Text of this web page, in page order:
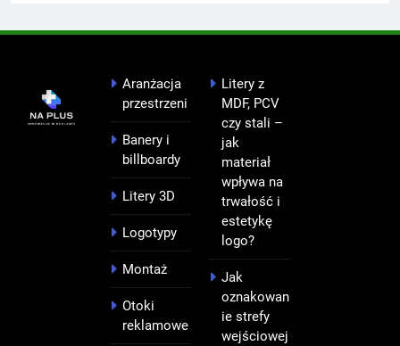
Aranżacja
przestrzeni
Banery i
billboardy
Litery 3D
Logotypy
Montaż
Otoki
reklamowe
Litery z
MDF, PCV
czy stali –
jak
materiał
wpływa na
trwałość i
estetykę
logo?
Jak
oznakowan
ie strefy
wejściowej